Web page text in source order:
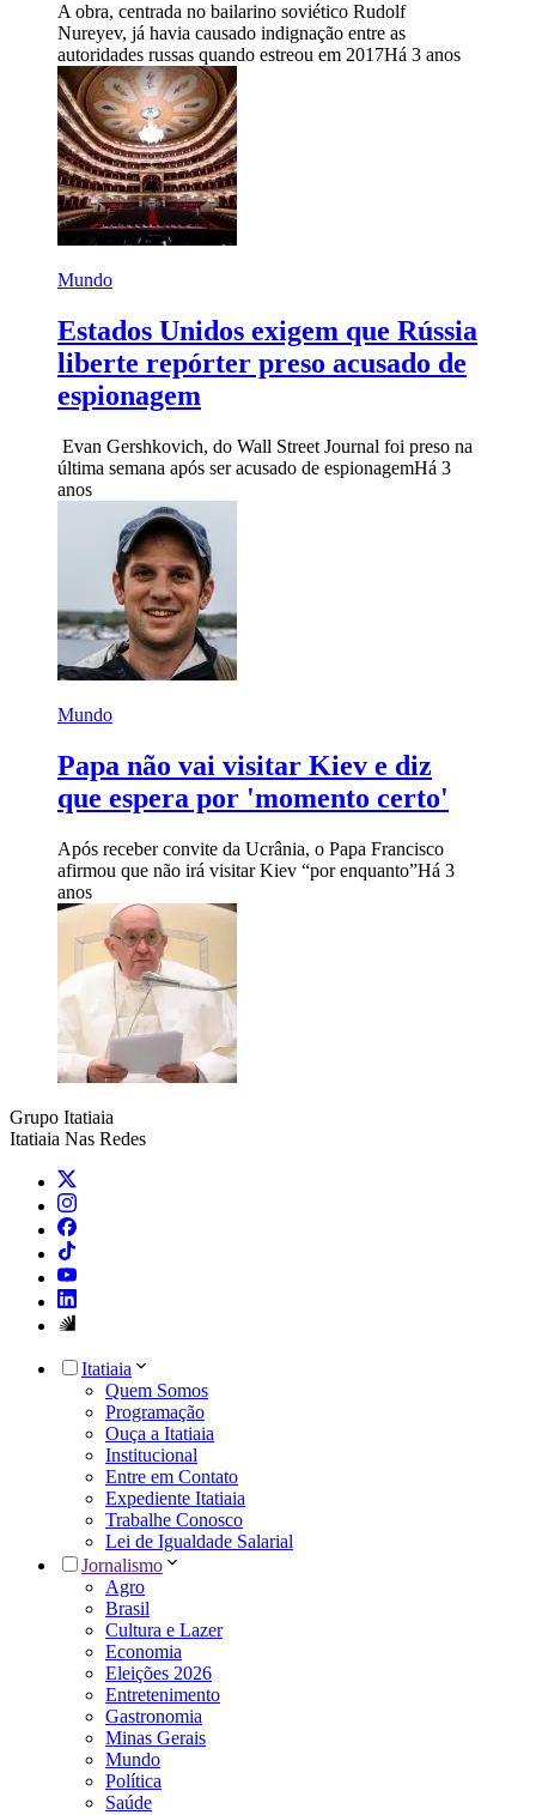
A obra, centrada no bailarino soviético Rudolf
Nureyev, já havia causado indignação entre as
autoridades russas quando estreou em 2017Há 3 anos
Mundo
Estados Unidos exigem que Rússia
liberte repórter preso acusado de
espionagem
Evan Gershkovich, do Wall Street Journal foi preso na
última semana após ser acusado de espionagemHá 3
anos
Mundo
Papa não vai visitar Kiev e diz
que espera por 'momento certo'
Após receber convite da Ucrânia, o Papa Francisco
afirmou que não irá visitar Kiev “por enquanto”Há 3
anos
Grupo Itatiaia
Itatiaia Nas Redes
Itatiaia
Quem Somos
Programação
Ouça a Itatiaia
Institucional
Entre em Contato
Expediente Itatiaia
Trabalhe Conosco
Lei de Igualdade Salarial
Jornalismo
Agro
Brasil
Cultura e Lazer
Economia
Eleições 2026
Entretenimento
Gastronomia
Minas Gerais
Mundo
Política
Saúde